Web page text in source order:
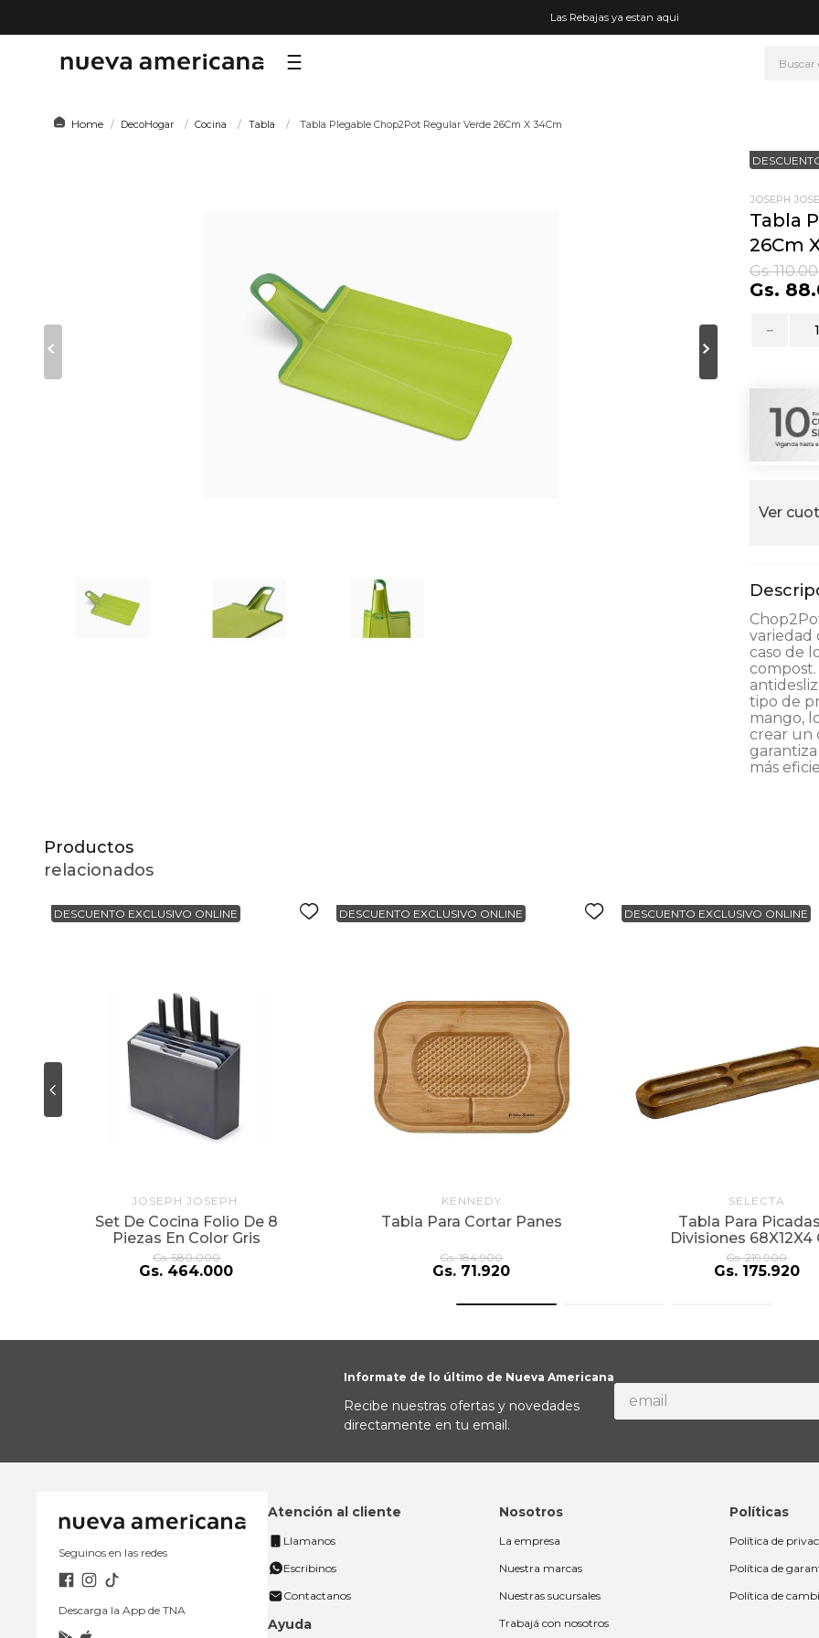
Las Rebajas ya estan aqui
6.
cafetera
7.
hydrate
toalla
DecoHogar Cocina Tabla Tabla Plegable Chop2Pot Regular Verde 26Cm X 34Cm
JOSEPH
Tabla
26Cm
Gs. 110.
Gs. 88.
－
Ver
variedad
caso de
tipo de
mango,
crear un
más
Productos
relacionados
DESCUENTO EXCLUSIVO ONLINE
JOSEPH JOSEPH.
Set De Cocina Folio De 8
Piezas En Color Gris
Gs. 580.000
Gs. 464.000
DESCUENTO EXCLUSIVO ONLINE
KENNEDY
Tabla Para Cortar Panes
Gs. 184.900
Gs. 71.920
DESCUENTO EXCLUSIVO ONLINE
SELECTA
Tabla Para
Divisiones 68X12X4
Madera
Gs. 219.900
Gs. 175.920
Informate de lo último de Nueva Americana
Recibe nuestras ofertas y novedades
directamente en tu email.
Seguinos en las redes
Descarga la App de TNA
Atención al cliente
Llamanos
Escribinos
Contactanos
Ayuda
Nosotros
La empresa
Nuestra marcas
Nuestras sucursales
Trabajá con nosotros
Políticas
Política de
Política de
Política de